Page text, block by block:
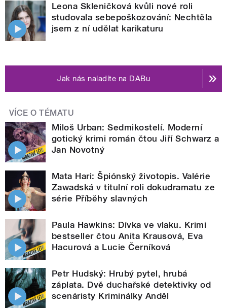
Leona Skleničková kvůli nové roli
studovala sebepoškozování: Nechtěla
jsem z ní udělat karikaturu
Jak nás naladíte na DABu
VÍCE O TÉMATU
Miloš Urban: Sedmikostelí. Moderní
gotický krimi román čtou Jiří Schwarz a
Jan Novotný
Mata Hari: Špiónský životopis. Valérie
Zawadská v titulní roli dokudramatu ze
série Příběhy slavných
Paula Hawkins: Dívka ve vlaku. Krimi
bestseller čtou Anita Krausová, Eva
Hacurová a Lucie Černíková
Petr Hudský: Hrubý pytel, hrubá
záplata. Dvě duchařské detektivky od
scenáristy Kriminálky Anděl